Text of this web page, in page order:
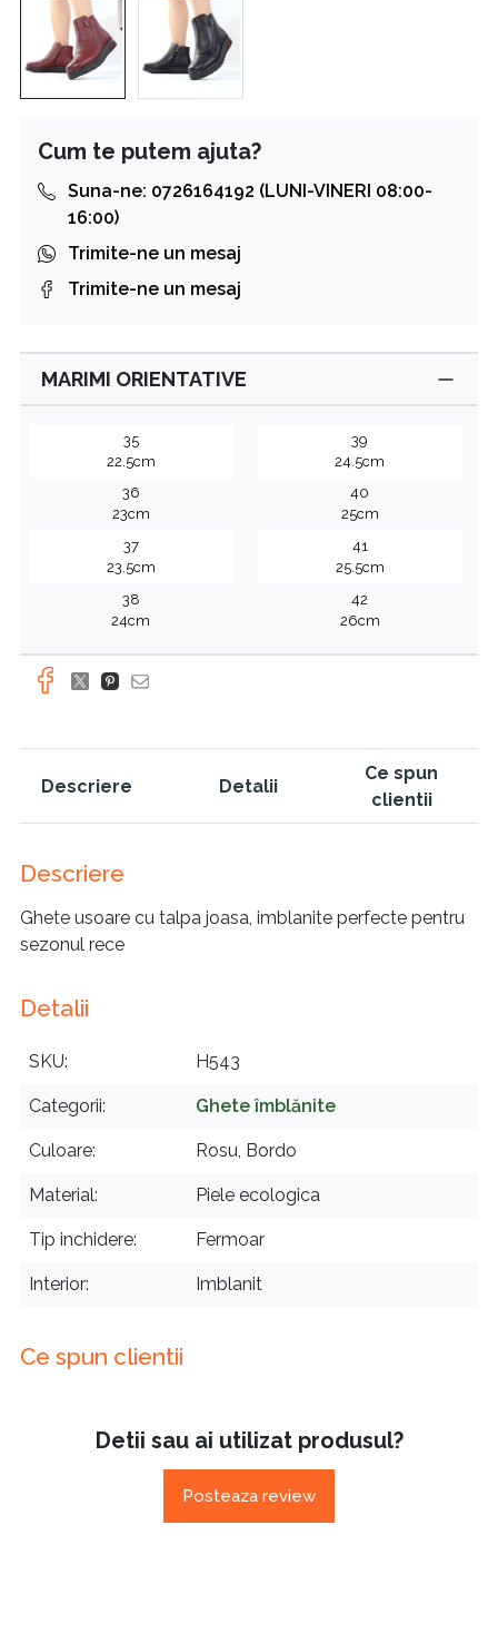
Cum te putem ajuta?
Suna-ne: 0726164192 (LUNI-VINERI 08:00-
16:00)
Trimite-ne un mesaj
Trimite-ne un mesaj
MARIMI ORIENTATIVE
35
22.5cm
36
23cm
37
23.5cm
38
24cm
39
24.5cm
40
25cm
41
25.5cm
42
26cm
Descriere Detalii
Ce spun
clientii
Descriere
Ghete usoare cu talpa joasa, imblanite perfecte pentru
sezonul rece
Detalii
SKU H543
Categorii Ghete îmblănite
Culoare Rosu, Bordo
Material Piele ecologica
Tip inchidere Fermoar
Interior Imblanit
Ce spun clientii
Detii sau ai utilizat produsul?
Posteaza review